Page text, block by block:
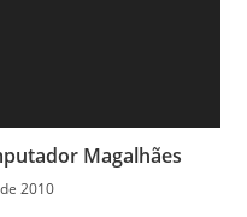
Magalhães
2010